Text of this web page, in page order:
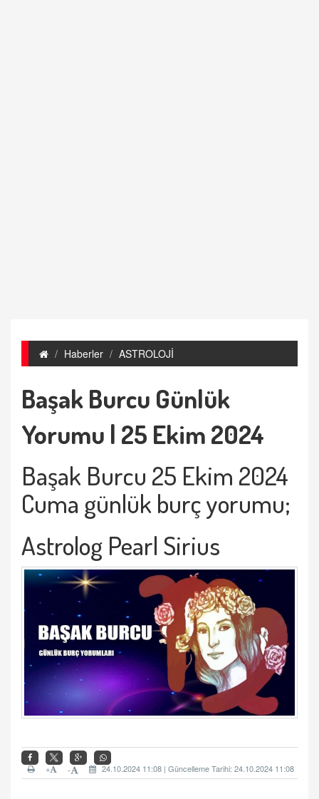
Haberler ASTROLOJİ
Başak Burcu Günlük
Yorumu | 25 Ekim 2024
Başak Burcu 25 Ekim 2024
Cuma günlük burç yorumu;
Astrolog Pearl Sirius
24.10.2024 11:08 | Güncelleme Tarihi: 24.10.2024 11:08
-
+